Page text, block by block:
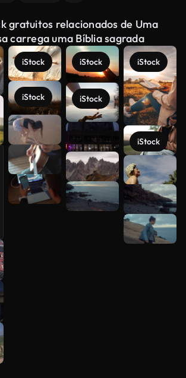
gratuitos relacionados de Uma
carrega uma Bíblia sagrada
iStock
iStock
iStock
iStock
iStock
iStock
Veja mais